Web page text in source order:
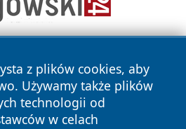
z plików cookies, aby
Używamy także plików
technologii od
w celach